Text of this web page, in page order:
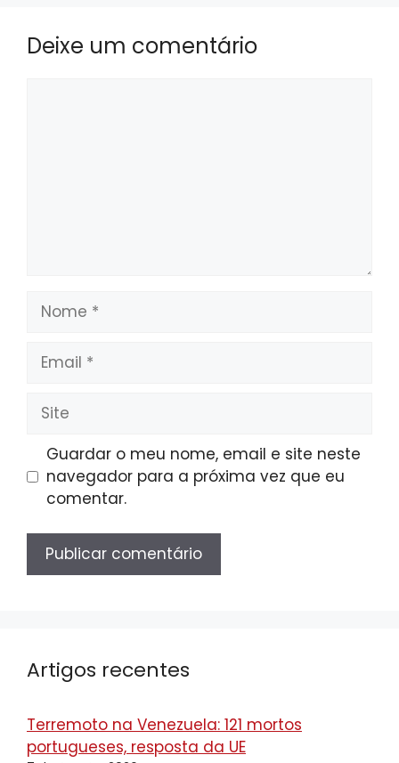
Deixe um comentário
Nome
Email
Site
Guardar o meu nome, email e site neste
navegador para a próxima vez que eu
comentar.
Artigos recentes
Terremoto na Venezuela: 121 mortos
portugueses, resposta da UE